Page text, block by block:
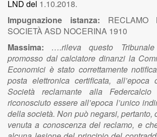
LND del 1.10.2018.
Impugnazione istanza:
SOCIETÀ ASD NOCERINA 1910
Massima:
….rileva questo
promosso dal calciatore dinanzi la
Economici è stato correttamente
posta elettronica certificata, all’epoca
Società reclamante alla
riconosciuto essere all’epoca l’unico
della società. Non può negarsi, pertanto,
venuta a conoscenza del reclamo, e